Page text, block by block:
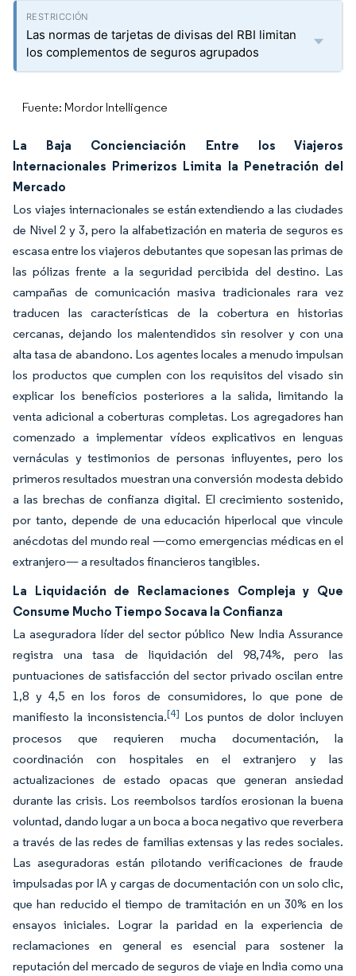
Las normas de tarjetas de divisas del RBI limitan
los complementos de seguros agrupados
Fuente: Mordor Intelligence
La Baja Concienciación Entre los Viajeros
Internacionales Primerizos Limita la Penetración del
Mercado
Los viajes internacionales se están extendiendo a las ciudades
de Nivel 2 y 3, pero la alfabetización en materia de seguros es
escasa entre los viajeros debutantes que sopesan las primas de
las pólizas frente a la seguridad percibida del destino. Las
campañas de comunicación masiva tradicionales rara vez
traducen las características de la cobertura en historias
cercanas, dejando los malentendidos sin resolver y con una
alta tasa de abandono. Los agentes locales a menudo impulsan
los productos que cumplen con los requisitos del visado sin
explicar los beneficios posteriores a la salida, limitando la
venta adicional a coberturas completas. Los agregadores han
comenzado a implementar vídeos explicativos en lenguas
vernáculas y testimonios de personas influyentes, pero los
primeros resultados muestran una conversión modesta debido
a las brechas de confianza digital. El crecimiento sostenido,
por tanto, depende de una educación hiperlocal que vincule
anécdotas del mundo real —como emergencias médicas en el
extranjero— a resultados financieros tangibles.
La Liquidación de Reclamaciones Compleja y Que
Consume Mucho Tiempo Socava la Confianza
La aseguradora líder del sector público New India Assurance
registra una tasa de liquidación del 98,74%, pero las
puntuaciones de satisfacción del sector privado oscilan entre
1,8 y 4,5 en los foros de consumidores, lo que pone de
manifiesto la inconsistencia.[4] Los puntos de dolor incluyen
procesos que requieren mucha documentación, la
coordinación con hospitales en el extranjero y las
actualizaciones de estado opacas que generan ansiedad
durante las crisis. Los reembolsos tardíos erosionan la buena
voluntad, dando lugar a un boca a boca negativo que reverbera
a través de las redes de familias extensas y las redes sociales.
Las aseguradoras están pilotando verificaciones de fraude
impulsadas por IA y cargas de documentación con un solo clic,
que han reducido el tiempo de tramitación en un 30% en los
ensayos iniciales. Lograr la paridad en la experiencia de
reclamaciones en general es esencial para sostener la
reputación del mercado de seguros de viaje en India como una